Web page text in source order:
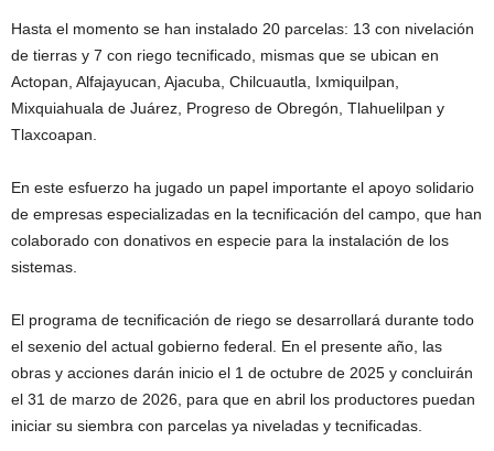
Hasta el momento se han instalado 20 parcelas: 13 con nivelación
de tierras y 7 con riego tecnificado, mismas que se ubican en
Actopan, Alfajayucan, Ajacuba, Chilcuautla, Ixmiquilpan,
Mixquiahuala de Juárez, Progreso de Obregón, Tlahuelilpan y
Tlaxcoapan.
En este esfuerzo ha jugado un papel importante el apoyo solidario
de empresas especializadas en la tecnificación del campo, que han
colaborado con donativos en especie para la instalación de los
sistemas.
El programa de tecnificación de riego se desarrollará durante todo
el sexenio del actual gobierno federal. En el presente año, las
obras y acciones darán inicio el 1 de octubre de 2025 y concluirán
el 31 de marzo de 2026, para que en abril los productores puedan
iniciar su siembra con parcelas ya niveladas y tecnificadas.